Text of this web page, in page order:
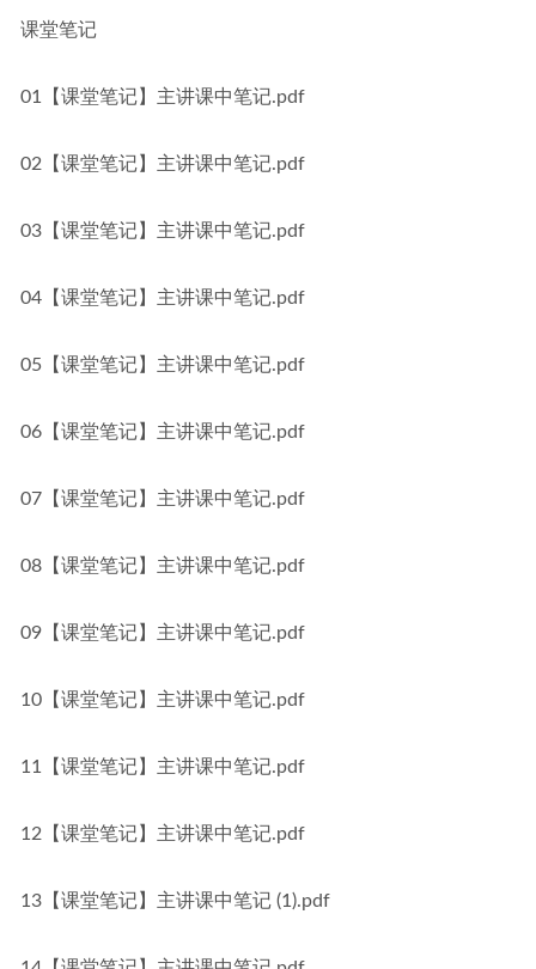
课堂笔记
01【课堂笔记】主讲课中笔记.pdf
02【课堂笔记】主讲课中笔记.pdf
03【课堂笔记】主讲课中笔记.pdf
04【课堂笔记】主讲课中笔记.pdf
05【课堂笔记】主讲课中笔记.pdf
06【课堂笔记】主讲课中笔记.pdf
07【课堂笔记】主讲课中笔记.pdf
08【课堂笔记】主讲课中笔记.pdf
09【课堂笔记】主讲课中笔记.pdf
10【课堂笔记】主讲课中笔记.pdf
11【课堂笔记】主讲课中笔记.pdf
12【课堂笔记】主讲课中笔记.pdf
13【课堂笔记】主讲课中笔记 (1).pdf